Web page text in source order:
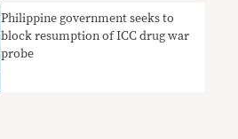
Philippine government seeks to
block resumption of ICC drug war
probe